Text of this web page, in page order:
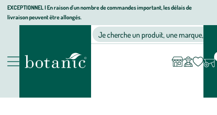
Aller
Aller
au
Aller
au
page
EXCEPTIONNEL I En raison d'un nombre de commandes important, les délais de
livraison peuvent être allongés.
Nos
animalerie,
décoration,
botanic®
Je cherche un produit, une marque, un
compte